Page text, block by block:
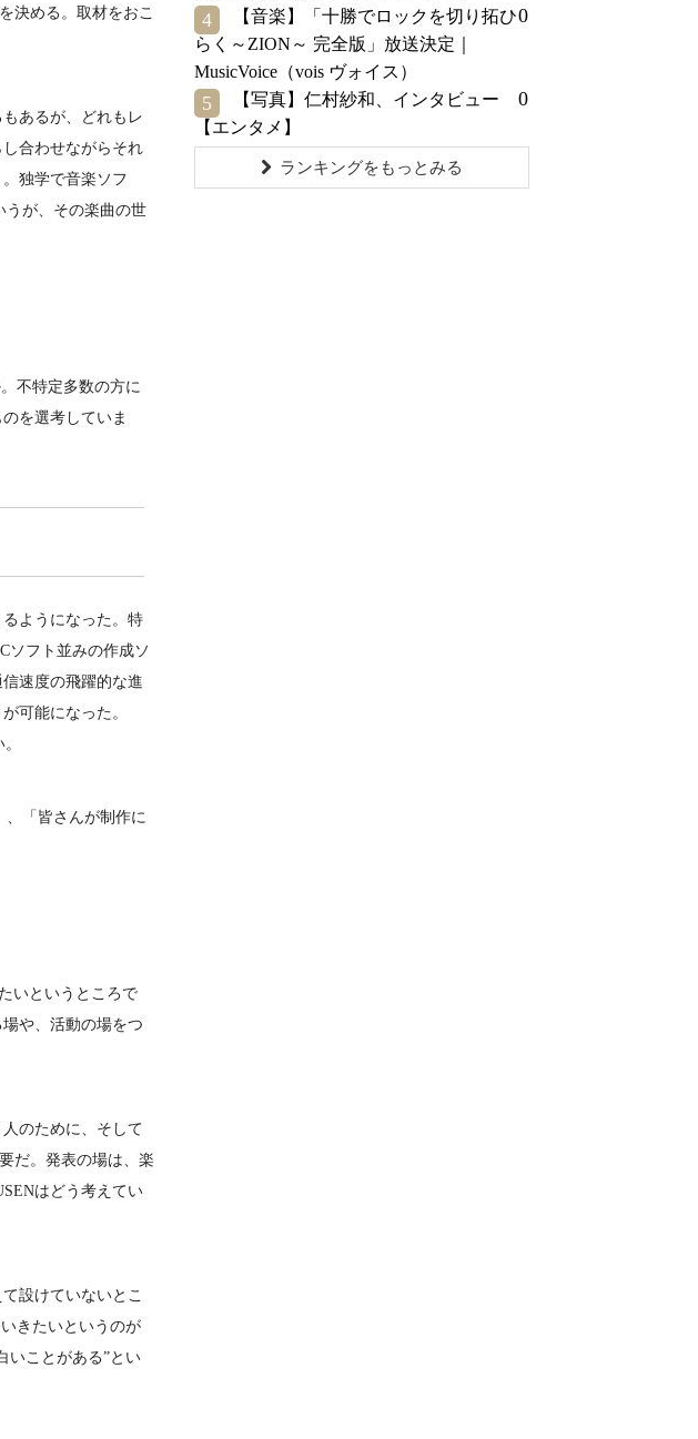
決める。取材をおこ
あるが、どれもレ
合わせながらそれ
独学で音楽ソフ
うが、その楽曲の世
不特定多数の方に
を選考していま
ようになった。特
ソフト並みの作成ソ
速度の飛躍的な進
可能になった。
「皆さんが制作に
いというところで
や、活動の場をつ
のために、そして
だ。発表の場は、楽
はどう考えてい
設けていないとこ
きたいというのが
いことがある”とい
4
【音楽】「十勝でロックを切り拓ひ
らく～ZION～ 完全版」放送決定｜
MusicVoice（vois ヴォイス）
0
5
【写真】仁村紗和、インタビュー
【エンタメ】
0
ランキングをもっとみる